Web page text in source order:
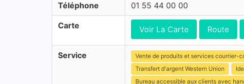
Téléphone 01 55 44 00 00
Carte Voir La Carte Route
Service Vente de produits et services courrier-
Transfert d'argent Western Union
Bureau accessible aux clients avec